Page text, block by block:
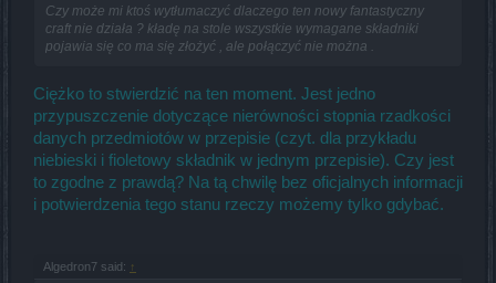
Czy może mi ktoś wytłumaczyć dlaczego ten nowy fantastyczny
craft nie działa ? kładę na stole wszystkie wymagane składniki
pojawia się co ma się złożyć , ale połączyć nie można .
Ciężko to stwierdzić na ten moment. Jest jedno
przypuszczenie dotyczące nierówności stopnia rzadkości
danych przedmiotów w przepisie (czyt. dla przykładu
niebieski i fioletowy składnik w jednym przepisie). Czy jest
to zgodne z prawdą? Na tą chwilę bez oficjalnych informacji
i potwierdzenia tego stanu rzeczy możemy tylko gdybać.
Algedron7 said: ↑